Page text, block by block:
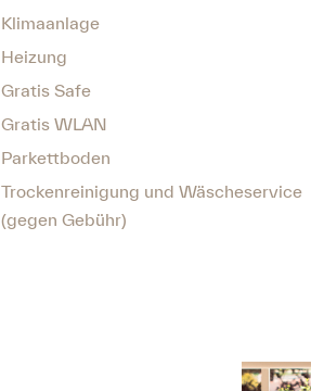
Klimaanlage
Heizung
Gratis Safe
Gratis WLAN
Parkettboden
Trockenreinigung und Wäscheservice
(gegen Gebühr)